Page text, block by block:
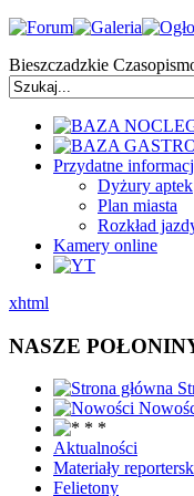
Bieszczadzkie
Przydatne
Dyżury aptek
Plan miasta
Rozkład
Kamery online
xhtml
NASZE
Aktualności
Materiały
Felietony